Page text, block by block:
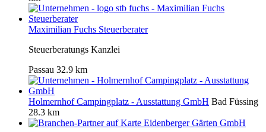
Maximilian Fuchs Steuerberater
Steuerberatungs Kanzlei
Passau 32.9 km
Holmernhof Campingplatz - Ausstattung GmbH Bad Füssing
28.3 km
Eidenberger Gärten GmbH